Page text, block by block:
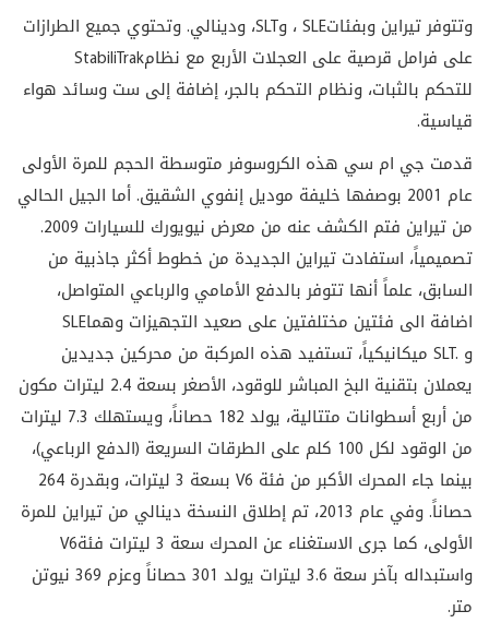
وتتوفر تيراين وبفئاتSLE، وSLT، ودينالي. وتحتوي جميع الطرازات
على فرامل قرصية على العجلات الأربع مع نظامStabiliTrak
للتحكم بالثبات، ونظام التحكم بالجر، إضافة إلى ست وسائد هواء
قياسية.
قدمت جي ام سي هذه الكروسوفر متوسطة الحجم للمرة الأولى
عام 2001 بوصفها خليفة موديل إنفوي الشقيق. أما الجيل الحالي
من تيراين فتم الكشف عنه من معرض نيويورك للسيارات 2009.
تصميمياً، استفادت تيراين الجديدة من خطوط أكثر جاذبية من
السابق، علماً أنها تتوفر بالدفع الأمامي والرباعي المتواصل،
اضافة الى فئتين مختلفتين على صعيد التجهيزات وهماSLE
و SLT. ميكانيكياً، تستفيد هذه المركبة من محركين جديدين
يعملان بتقنية البخ المباشر للوقود، الأصغر بسعة 2.4 ليترات مكون
من أربع أسطوانات متتالية، يولد 182 حصاناً، ويستهلك 7.3 ليترات
من الوقود لكل 100 كلم على الطرقات السريعة (الدفع الرباعي)،
بينما جاء المحرك الأكبر من فئة V6
بسعة 3 ليترات، وبقدرة 264
حصاناً. وفي عام 2013، تم إطلاق النسخة دينالي من تيراين للمرة
الأولى، كما جرى الاستغناء عن المحرك سعة 3 ليترات فئة
V6
واستبداله بآخر سعة 3.6 ليترات يولد 301 حصاناً وعزم 369 نيوتن
متر.